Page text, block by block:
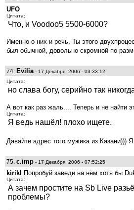
UFO
Цитата:
Что, и Voodoo5 5500-6000?
Именно о них и речь. Ты этого
был обычной, довольно скромной по
74. Evilia - 17 Декабря, 2006 - 03:33:12
Цитата:
но слава богу, серийно так
А вот как раз жаль.... Теперь и не найти
Цитата:
Я ведь нашёл! плохо ищете.
Давайте адрес того мужика из Казани)))
75. c.imp - 17 Декабря, 2006 - 07:52:25
kirikl Попробуй заведи на нём хотя бы
Цитата:
А зачем простите на Sb Live
проблемы?